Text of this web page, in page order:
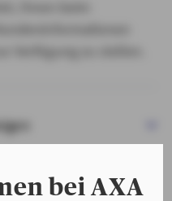
bei AXA